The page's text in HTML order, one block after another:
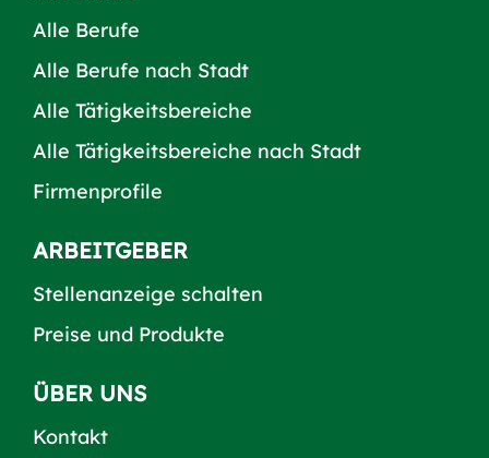
Alle Berufe
Alle Berufe nach Stadt
Alle Tätigkeitsbereiche
Alle Tätigkeitsbereiche nach Stadt
Firmenprofile
ARBEITGEBER
Stellenanzeige schalten
Preise und Produkte
ÜBER UNS
Kontakt